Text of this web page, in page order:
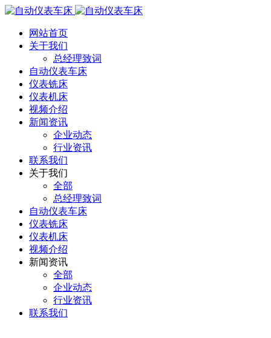
网站首页
关于我们
总经理致词
自动仪表车床
仪表铣床
仪表机床
视频介绍
新闻资讯
企业动态
行业资讯
联系我们
关于我们
全部
总经理致词
自动仪表车床
仪表铣床
仪表机床
视频介绍
新闻资讯
全部
企业动态
行业资讯
联系我们